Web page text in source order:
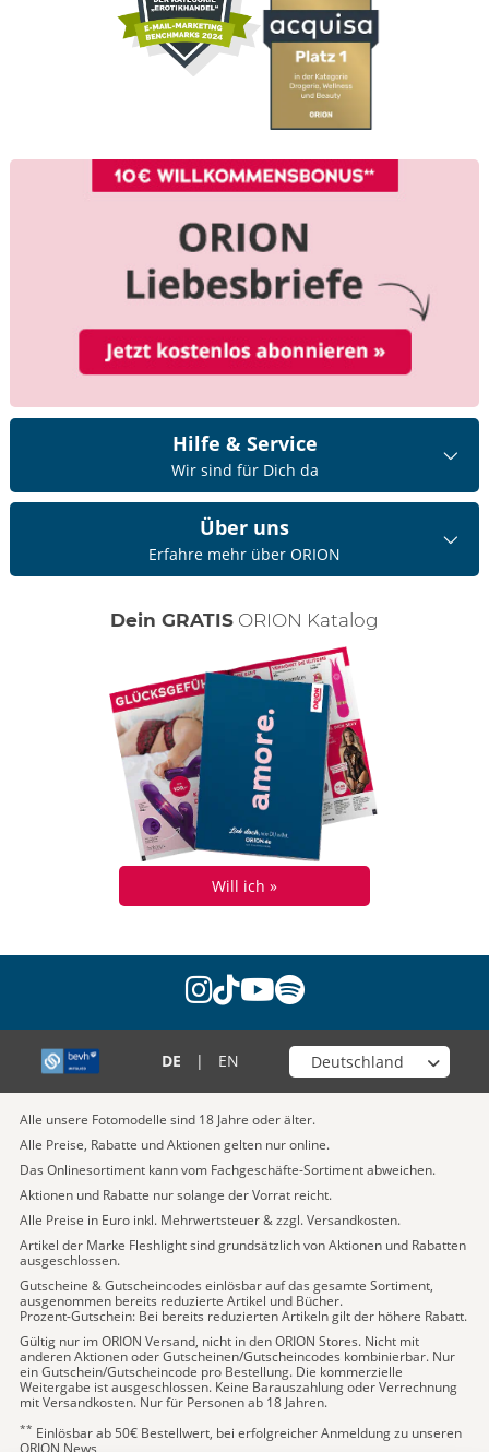
Hilfe & Service
Wir sind für Dich da
Über uns
Erfahre mehr über ORION
Dein GRATIS ORION Katalog
Will ich »
instagram
tiktok
youtube
spotify
DE | EN Wähle deinen Shop
Alle unsere Fotomodelle sind 18 Jahre oder älter.
Alle Preise, Rabatte und Aktionen gelten nur online.
Das Onlinesortiment kann vom Fachgeschäfte-Sortiment abweichen.
Aktionen und Rabatte nur solange der Vorrat reicht.
Alle Preise in Euro inkl. Mehrwertsteuer & zzgl. Versandkosten.
Artikel der Marke Fleshlight sind grundsätzlich von Aktionen und Rabatten
ausgeschlossen.
Gutscheine & Gutscheincodes einlösbar auf das gesamte Sortiment,
ausgenommen bereits reduzierte Artikel und Bücher.
Prozent-Gutschein: Bei bereits reduzierten Artikeln gilt der höhere Rabatt.
Gültig nur im ORION Versand, nicht in den ORION Stores. Nicht mit
anderen Aktionen oder Gutscheinen/Gutscheincodes kombinierbar. Nur
ein Gutschein/Gutscheincode pro Bestellung. Die kommerzielle
Weitergabe ist ausgeschlossen. Keine Barauszahlung oder Verrechnung
mit Versandkosten. Nur für Personen ab 18 Jahren.
** Einlösbar ab 50€ Bestellwert, bei erfolgreicher Anmeldung zu unseren
ORION News